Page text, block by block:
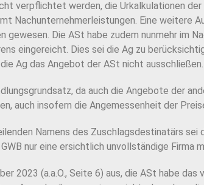
verpflichtet werden, die Urkalkulationen
Nachunternehmerleistungen. Eine weitere
Die ASt habe zudem nunmehr im
eingereicht. Dies sei die Ag zu
Ag das Angebot der ASt nicht ausschließen.
da auch die Angebote der
auch insofern die Angemessenheit der
Namens des Zuschlagsdestinatärs sei
GWB nur eine ersichtlich unvollständige Firma
2023 (a.a.O., Seite 6) aus, die ASt habe das